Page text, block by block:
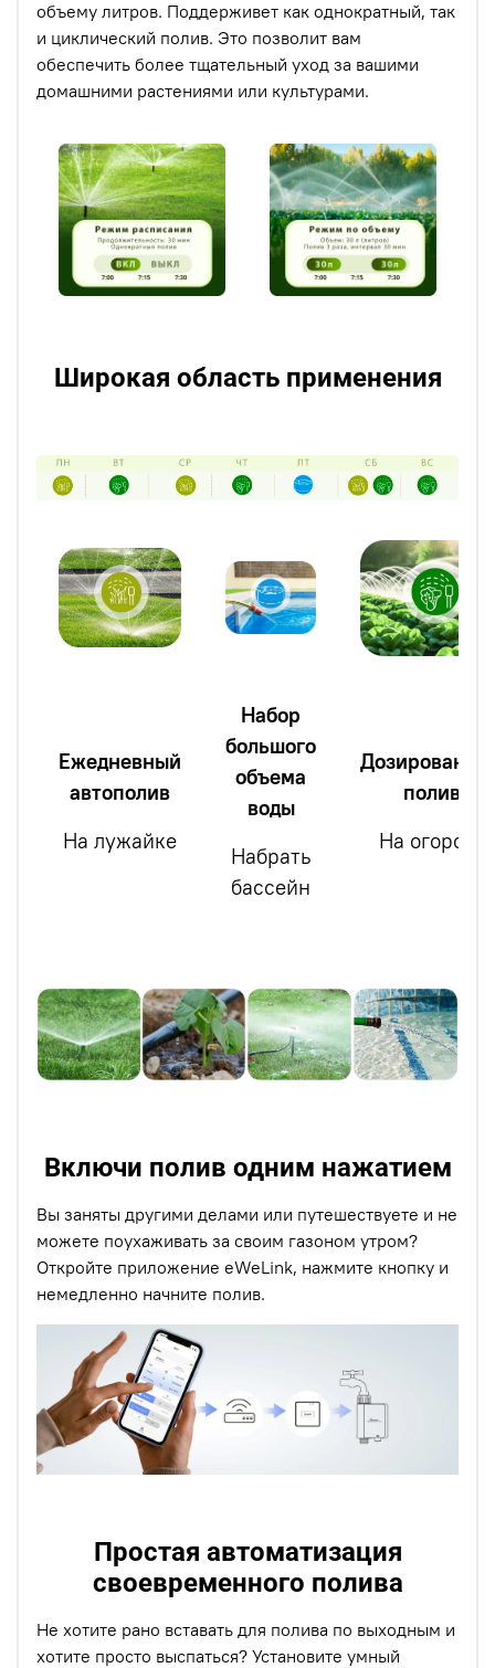
объему литров. Поддерживет как однократный, так
и циклический полив. Это позволит вам
обеспечить более тщательный уход за вашими
домашними растениями или культурами.
Широкая область применения
Ежедневный
автополив
На лужайке
Набор
большого
объема
воды
Набрать
бассейн
полив
На огороде
Включи полив одним нажатием
Вы заняты другими делами или путешествуете и не
можете поухаживать за своим газоном утром?
Откройте приложение eWeLink, нажмите кнопку и
немедленно начните полив.
Простая автоматизация
своевременного полива
Не хотите рано вставать для полива по выходным и
хотите просто выспаться? Установите умный